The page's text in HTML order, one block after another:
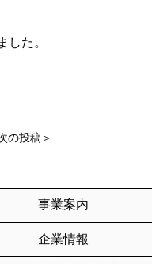
した。
の投稿 ＞
事業案内
企業情報